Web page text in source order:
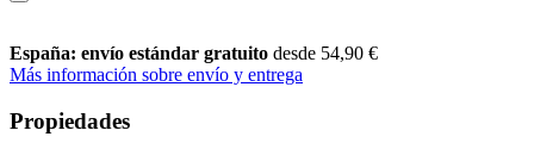
España: envío estándar gratuito desde 54,90 €
Más información sobre envío y entrega
Propiedades